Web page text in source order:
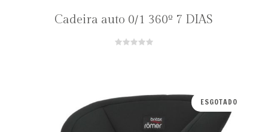
Cadeira auto 0/1 360º 7 DIAS
ESGOTADO